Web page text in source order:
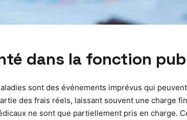
dans la fonction
sont des événements imprévus qui
des frais réels, laissant souvent une charge
ne sont que partiellement pris en charge.